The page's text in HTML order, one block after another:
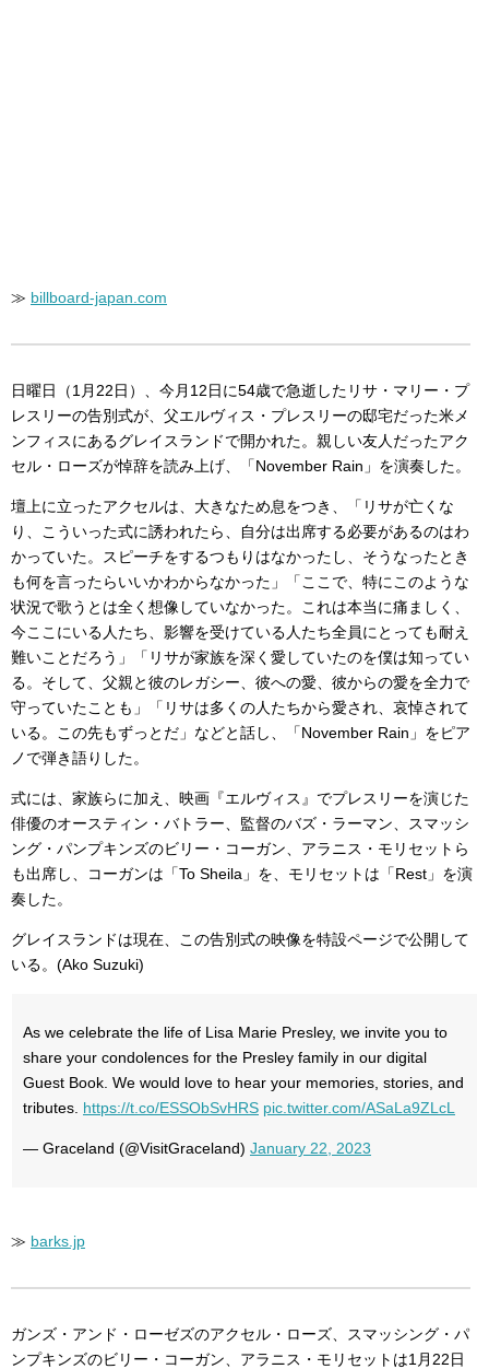
≫ billboard-japan.com
日曜日（1月22日）、今月12日に54歳で急逝したリサ・マリー・プ
レスリーの告別式が、父エルヴィス・プレスリーの邸宅だった米メ
ンフィスにあるグレイスランドで開かれた。親しい友人だったアク
セル・ローズが悼辞を読み上げ、「November Rain」を演奏した。
壇上に立ったアクセルは、大きなため息をつき、「リサが亡くな
り、こういった式に誘われたら、自分は出席する必要があるのはわ
かっていた。スピーチをするつもりはなかったし、そうなったとき
も何を言ったらいいかわからなかった」「ここで、特にこのような
状況で歌うとは全く想像していなかった。これは本当に痛ましく、
今ここにいる人たち、影響を受けている人たち全員にとっても耐え
難いことだろう」「リサが家族を深く愛していたのを僕は知ってい
る。そして、父親と彼のレガシー、彼への愛、彼からの愛を全力で
守っていたことも」「リサは多くの人たちから愛され、哀悼されて
いる。この先もずっとだ」などと話し、「November Rain」をピア
ノで弾き語りした。
式には、家族らに加え、映画『エルヴィス』でプレスリーを演じた
俳優のオースティン・バトラー、監督のバズ・ラーマン、スマッシ
ング・パンプキンズのビリー・コーガン、アラニス・モリセットら
も出席し、コーガンは「To Sheila」を、モリセットは「Rest」を演
奏した。
グレイスランドは現在、この告別式の映像を特設ページで公開して
いる。(Ako Suzuki)
As we celebrate the life of Lisa Marie Presley, we invite you to
share your condolences for the Presley family in our digital
Guest Book. We would love to hear your memories, stories, and
tributes. https://t.co/ESSObSvHRS pic.twitter.com/ASaLa9ZLcL
— Graceland (@VisitGraceland) January 22, 2023
≫ barks.jp
ガンズ・アンド・ローゼズのアクセル・ローズ、スマッシング・パ
ンプキンズのビリー・コーガン、アラニス・モリセットは1月22日